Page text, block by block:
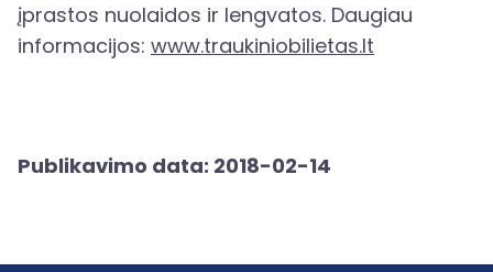
įprastos nuolaidos ir lengvatos. Daugiau
informacijos: www.traukiniobilietas.lt
Publikavimo data: 2018-02-14